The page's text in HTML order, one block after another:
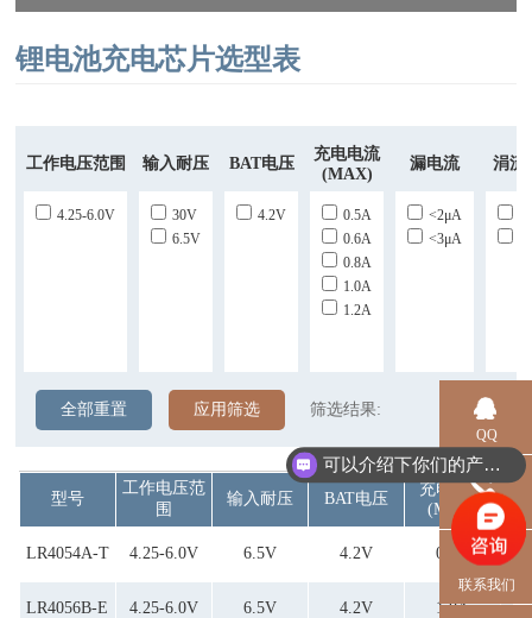
锂电池充电芯片选型表
工作电压范围 输入耐压 BAT电压
充电电流
(MAX)
漏电流 涓流
4.25-6.0V
30V
6.5V
4.2V
0.5A
0.6A
0.8A
1.0A
1.2A
<2μA
<3μA
全部重置 应用筛选 筛选结果:
型号
工作电压范
围
输入耐压 BAT电压
充电电流
(MAX)
LR4054A-T 4.25-6.0V 6.5V 4.2V 0.5A
LR4056B-E 4.25-6.0V 6.5V 4.2V 1.0A
QQ
电话
联系我们
可以介绍下你们的产品么？